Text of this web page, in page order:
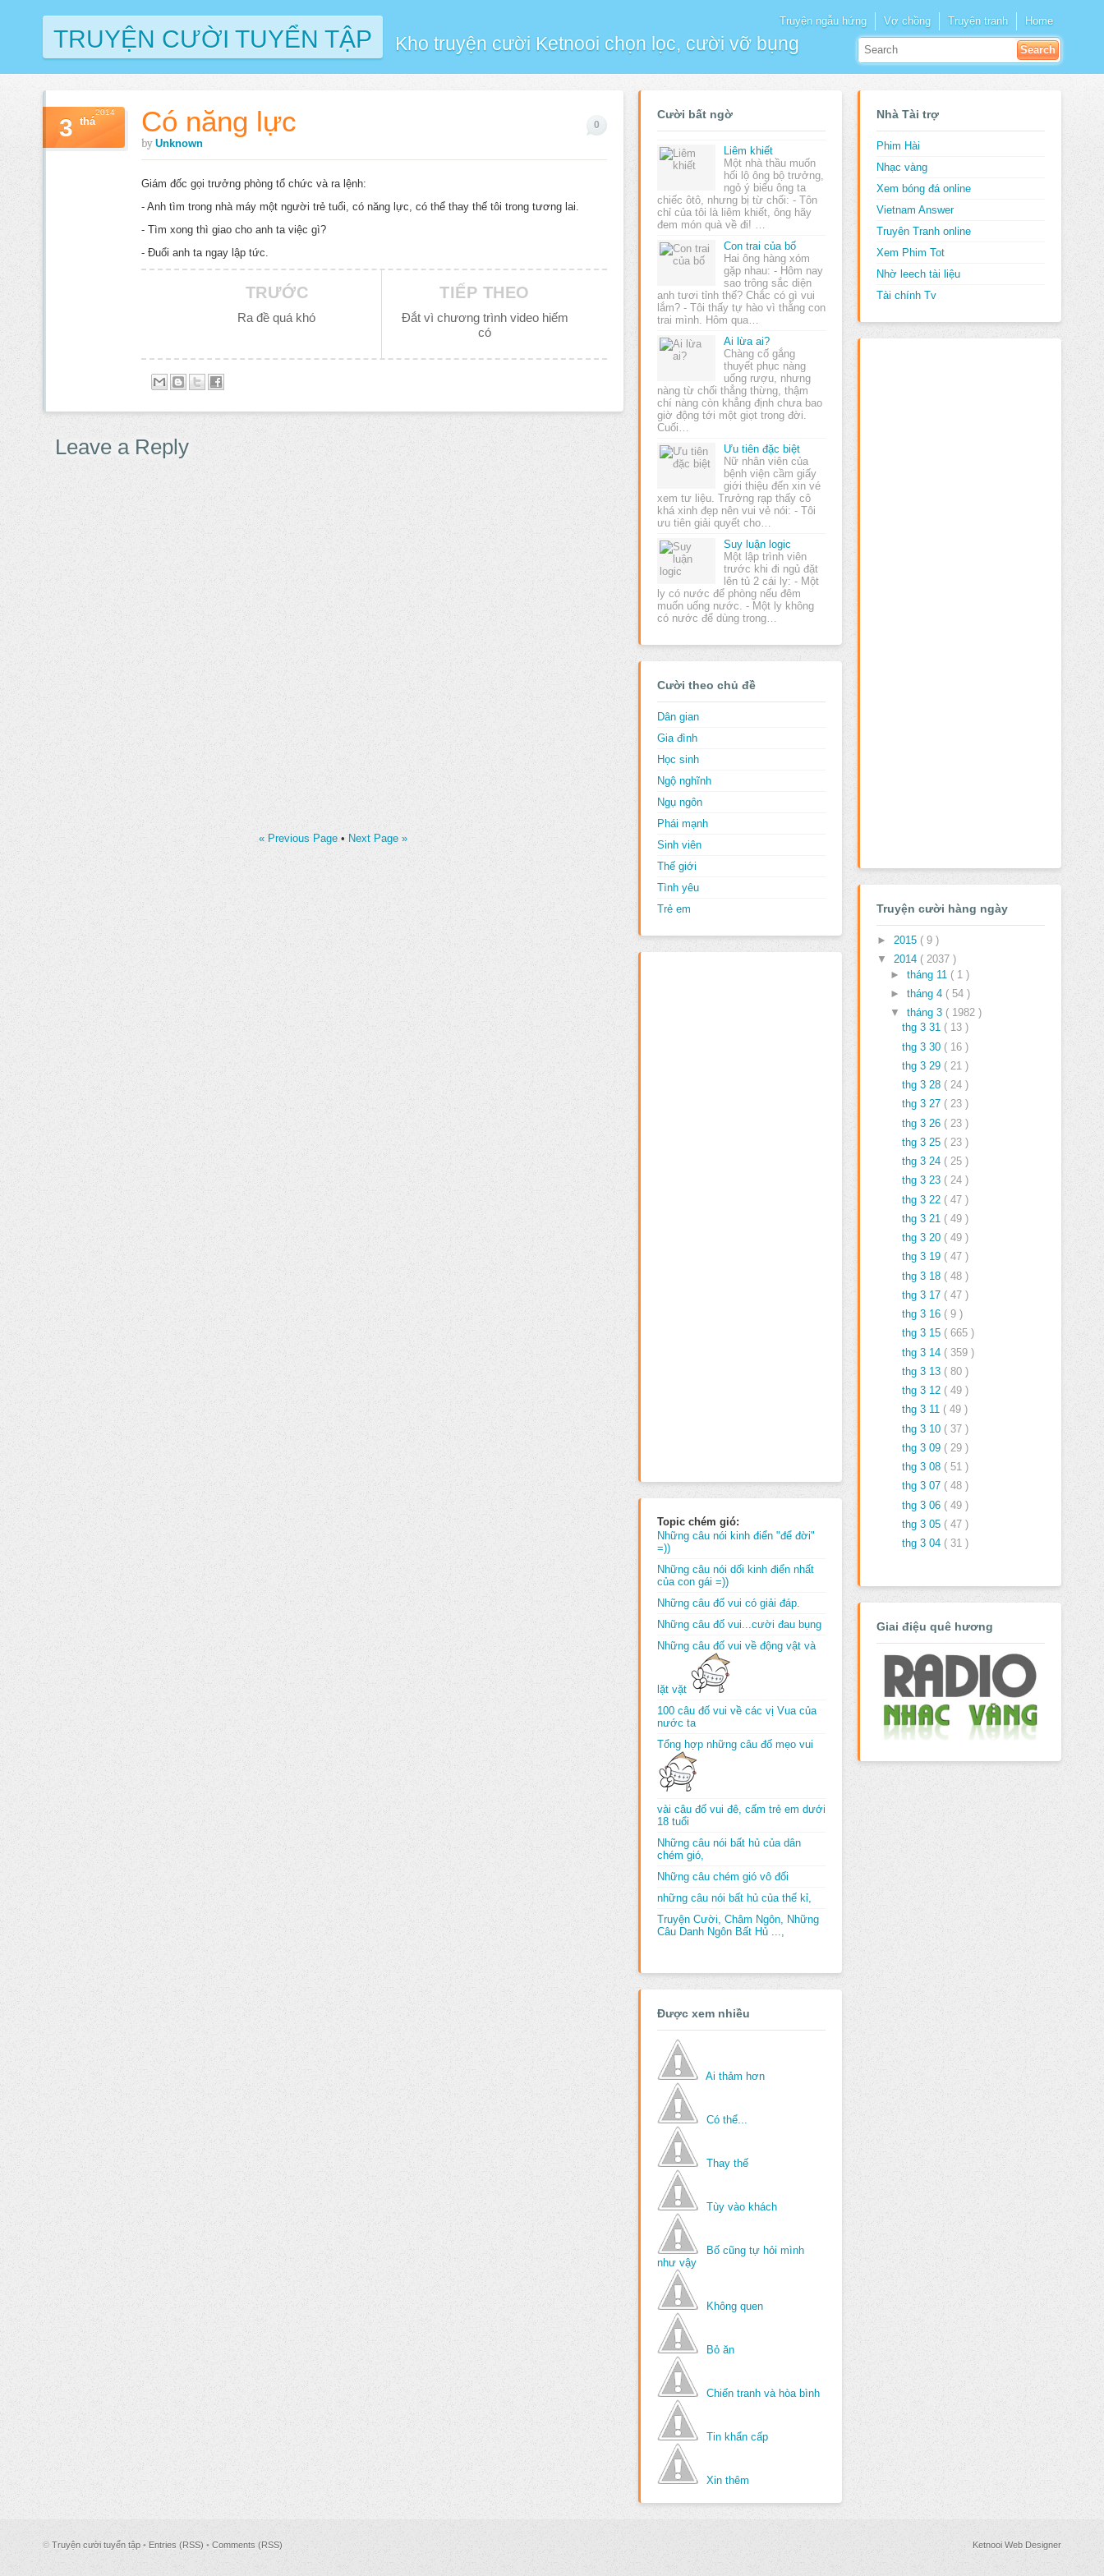
TRUYỆN CƯỜI TUYỂN TẬP Kho truyện cười Ketnooi chọn lọc, cười vỡ bụng
Truyện ngẫu hứng Vợ chồng Truyện tranh Home
Có năng lực
by Unknown
3 thá
2014
0
Giám đốc gọi trưởng phòng tổ chức và ra lệnh:
- Anh tìm trong nhà máy một người trẻ tuổi, có năng lực, có thể thay thế tôi trong tương lai.
- Tìm xong thì giao cho anh ta việc gì?
- Đuổi anh ta ngay lập tức.
TIẾP THEO
Đắt vì chương trình video hiếm
có
TRƯỚC
Ra đề quá khó
Leave a Reply
« Previous Page • Next Page »
Cười bất ngờ
Liêm khiết
Một nhà thầu muốn
hối lộ ông bộ trưởng,
ngỏ ý biếu ông ta
chiếc ôtô, nhưng bị từ chối: - Tôn
chỉ của tôi là liêm khiết, ông hãy
đem món quà về đi! …
Con trai của bố
Hai ông hàng xóm
gặp nhau: - Hôm nay
sao trông sắc diện
anh tươi tỉnh thế? Chắc có gì vui
lắm? - Tôi thấy tự hào vì thằng con
trai mình. Hôm qua…
Ai lừa ai?
Chàng cố gắng
thuyết phục nàng
uống rượu, nhưng
nàng từ chối thẳng thừng, thậm
chí nàng còn khẳng định chưa bao
giờ động tới một giọt trong đời.
Cuối…
Ưu tiên đặc biệt
Nữ nhân viên của
bệnh viện cầm giấy
giới thiệu đến xin vé
xem tư liệu. Trưởng rạp thấy cô
khá xinh đẹp nên vui vẻ nói: - Tôi
ưu tiên giải quyết cho…
Suy luận logic
Một lập trình viên
trước khi đi ngủ đặt
lên tủ 2 cái ly: - Một
ly có nước để phòng nếu đêm
muốn uống nước. - Một ly không
có nước để dùng trong…
Cười theo chủ đề
Dân gian
Gia đình
Học sinh
Ngộ nghĩnh
Ngụ ngôn
Phái mạnh
Sinh viên
Thế giới
Tình yêu
Trẻ em
Topic chém gió:
Những câu nói kinh điển "để đời"
=))
Những câu nói dối kinh điển nhất
của con gái =))
Những câu đố vui có giải đáp.
Những câu đố vui...cười đau bụng
Những câu đố vui về động vật và
lặt vặt
100 câu đố vui về các vị Vua của
nước ta
Tổng hợp những câu đố mẹo vui
vài câu đố vui đê, cấm trẻ em dưới
18 tuổi
Những câu nói bất hủ của dân
chém gió,
Những câu chém gió vô đối
những câu nói bất hủ của thế kỉ,
Truyện Cười, Châm Ngôn, Những
Câu Danh Ngôn Bất Hủ ...,
Được xem nhiều
Ai thảm hơn
Có thể...
Thay thế
Tùy vào khách
Bố cũng tự hỏi mình
như vậy
Không quen
Bỏ ăn
Chiến tranh và hòa bình
Tin khẩn cấp
Xin thêm
Nhà Tài trợ
Phim Hài
Nhạc vàng
Xem bóng đá online
Vietnam Answer
Truyên Tranh online
Xem Phim Tot
Nhờ leech tài liệu
Tài chính Tv
Truyện cười hàng ngày
► 2015 ( 9 )
▼ 2014 ( 2037 )
► tháng 11 ( 1 )
► tháng 4 ( 54 )
▼ tháng 3 ( 1982 )
thg 3 31 ( 13 )
thg 3 30 ( 16 )
thg 3 29 ( 21 )
thg 3 28 ( 24 )
thg 3 27 ( 23 )
thg 3 26 ( 23 )
thg 3 25 ( 23 )
thg 3 24 ( 25 )
thg 3 23 ( 24 )
thg 3 22 ( 47 )
thg 3 21 ( 49 )
thg 3 20 ( 49 )
thg 3 19 ( 47 )
thg 3 18 ( 48 )
thg 3 17 ( 47 )
thg 3 16 ( 9 )
thg 3 15 ( 665 )
thg 3 14 ( 359 )
thg 3 13 ( 80 )
thg 3 12 ( 49 )
thg 3 11 ( 49 )
thg 3 10 ( 37 )
thg 3 09 ( 29 )
thg 3 08 ( 51 )
thg 3 07 ( 48 )
thg 3 06 ( 49 )
thg 3 05 ( 47 )
thg 3 04 ( 31 )
Giai điệu quê hương
© Truyện cười tuyển tập • Entries (RSS) • Comments (RSS) Ketnooi Web Designer